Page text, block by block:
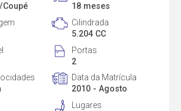
Coupé
18 meses
Cilindrada
5.204 CC
Portas
2
Data da Matrícula
2010 - Agosto
Lugares